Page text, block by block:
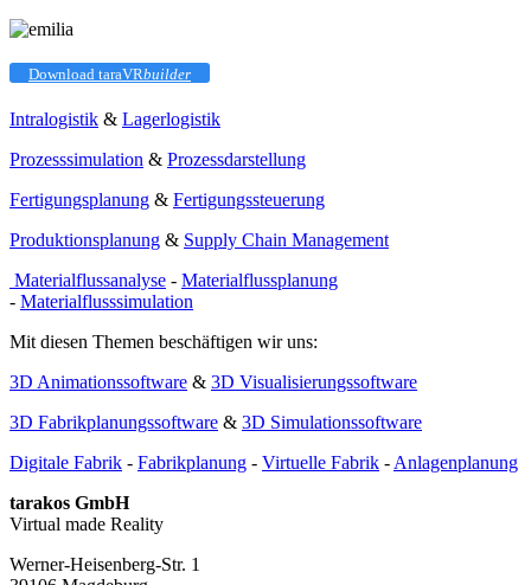
Download taraVRbuilder
Intralogistik & Lagerlogistik
Prozesssimulation & Prozessdarstellung
Fertigungsplanung & Fertigungssteuerung
Produktionsplanung & Supply Chain Management
Materialflussanalyse - Materialflussplanung
- Materialflusssimulation
Mit diesen Themen beschäftigen wir uns:
3D Animationssoftware & 3D Visualisierungssoftware
3D Fabrikplanungssoftware & 3D Simulationssoftware
Digitale Fabrik - Fabrikplanung - Virtuelle Fabrik - Anlagenplanung
tarakos GmbH
Virtual made Reality
Werner-Heisenberg-Str. 1